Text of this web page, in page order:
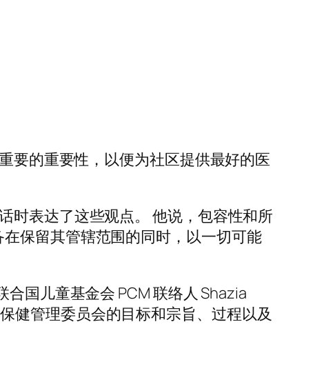
要的重要性，以便为社区提供最好的医
时表达了这些观点。 他说，包容性和所
保留其管辖范围的同时，以一切可能
国儿童基金会 PCM 联络人 Shazia
健管理委员会的目标和宗旨、过程以及